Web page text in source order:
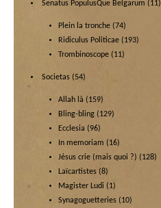
Senatus PopulusQue Belgarum (11)
Plein la tronche (74)
Ridiculus Politicae (193)
Trombinoscope (11)
Societas (54)
Allah là (159)
Bling-bling (129)
Ecclesia (96)
In memoriam (16)
Jésus crie (mais quoi ?) (128)
Laïcartistes (8)
Magister Ludi (1)
Synagoguetteries (10)